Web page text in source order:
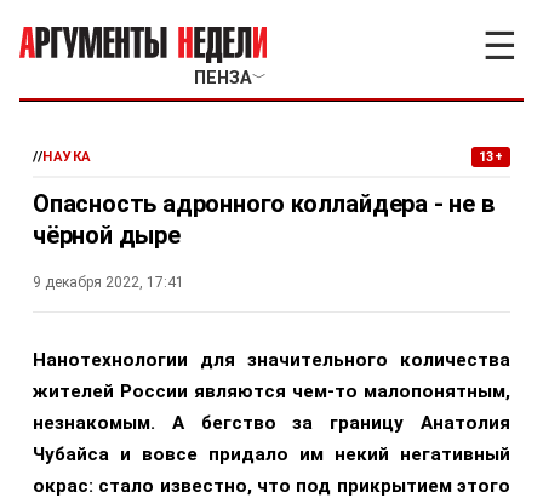
ПЕНЗА﹀
☰
//НАУКА 13+
Опасность адронного коллайдера - не в
чёрной дыре
9 декабря 2022, 17:41
Нанотехнологии для значительного количества
жителей России являются чем-то малопонятным,
незнакомым. А бегство за границу Анатолия
Чубайса и вовсе придало им некий негативный
окрас: стало известно, что под прикрытием этого